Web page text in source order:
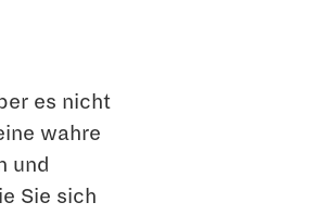
es nicht
wahre
und
Sie sich